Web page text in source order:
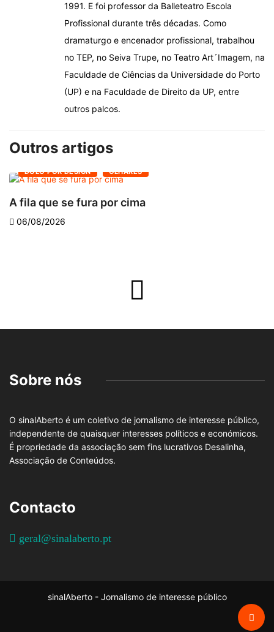
1991. E foi professor da Balleteatro Escola
Profissional durante três décadas. Como
dramaturgo e encenador profissional, trabalhou
no TEP, no Seiva Trupe, no Teatro Art´Imagem, na
Faculdade de Ciências da Universidade do Porto
(UP) e na Faculdade de Direito da UP, entre
outros palcos.
Outros artigos
DOLO POR DESIGN OLHARES
A fila que se fura por cima
06/08/2026
Sobre nós
O sinalAberto é um coletivo de jornalismo de interesse público,
independente de quaisquer interesses políticos e económicos.
É propriedade da associação sem fins lucrativos Desalinha,
Associação de Conteúdos.
Contacto
geral@sinalaberto.pt
sinalAberto - Jornalismo de interesse público